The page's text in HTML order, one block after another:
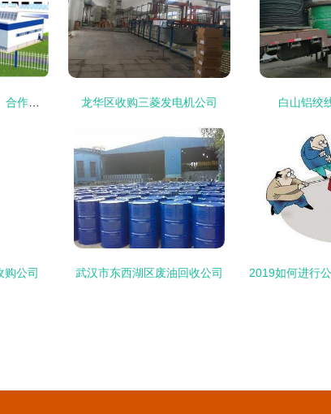
龙华区收购三菱发电机公司 白山铝绞
购公司 武汉市东西湖区废油回收公司